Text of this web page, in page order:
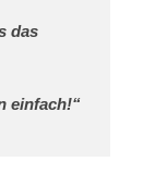
das
einfach!“